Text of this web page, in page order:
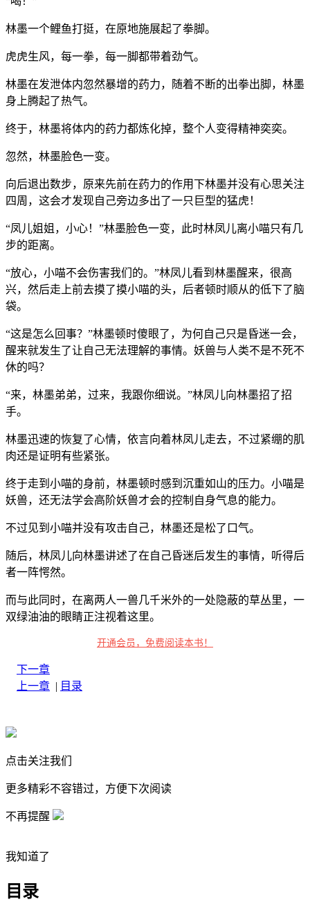
林墨一个鲤鱼打挺，在原地施展起了拳脚。
虎虎生风，每一拳，每一脚都带着劲气。
林墨在发泄体内忽然暴增的药力，随着不断的出拳出脚，林墨
身上腾起了热气。
终于，林墨将体内的药力都炼化掉，整个人变得精神奕奕。
忽然，林墨脸色一变。
向后退出数步，原来先前在药力的作用下林墨并没有心思关注
四周，这会才发现自己旁边多出了一只巨型的猛虎！
“凤儿姐姐，小心！”林墨脸色一变，此时林凤儿离小喵只有几
步的距离。
“放心，小喵不会伤害我们的。”林凤儿看到林墨醒来，很高
兴，然后走上前去摸了摸小喵的头，后者顿时顺从的低下了脑
袋。
“这是怎么回事？”林墨顿时傻眼了，为何自己只是昏迷一会，
醒来就发生了让自己无法理解的事情。妖兽与人类不是不死不
休的吗？
“来，林墨弟弟，过来，我跟你细说。”林凤儿向林墨招了招
手。
林墨迅速的恢复了心情，依言向着林凤儿走去，不过紧绷的肌
肉还是证明有些紧张。
终于走到小喵的身前，林墨顿时感到沉重如山的压力。小喵是
妖兽，还无法学会高阶妖兽才会的控制自身气息的能力。
不过见到小喵并没有攻击自己，林墨还是松了口气。
随后，林凤儿向林墨讲述了在自己昏迷后发生的事情，听得后
者一阵愕然。
而与此同时，在离两人一兽几千米外的一处隐蔽的草丛里，一
双绿油油的眼睛正注视着这里。
开通会员，免费阅读本书！
下一章
上一章 | 目录
点击关注我们
更多精彩不容错过，方便下次阅读
不再提醒
我知道了
目录